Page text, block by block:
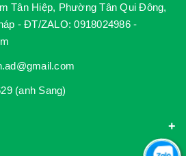
Tân Hiệp, Phường Tân Qui Đông,
- ĐT/ZALO: 0918024986 -
(anh Sang)